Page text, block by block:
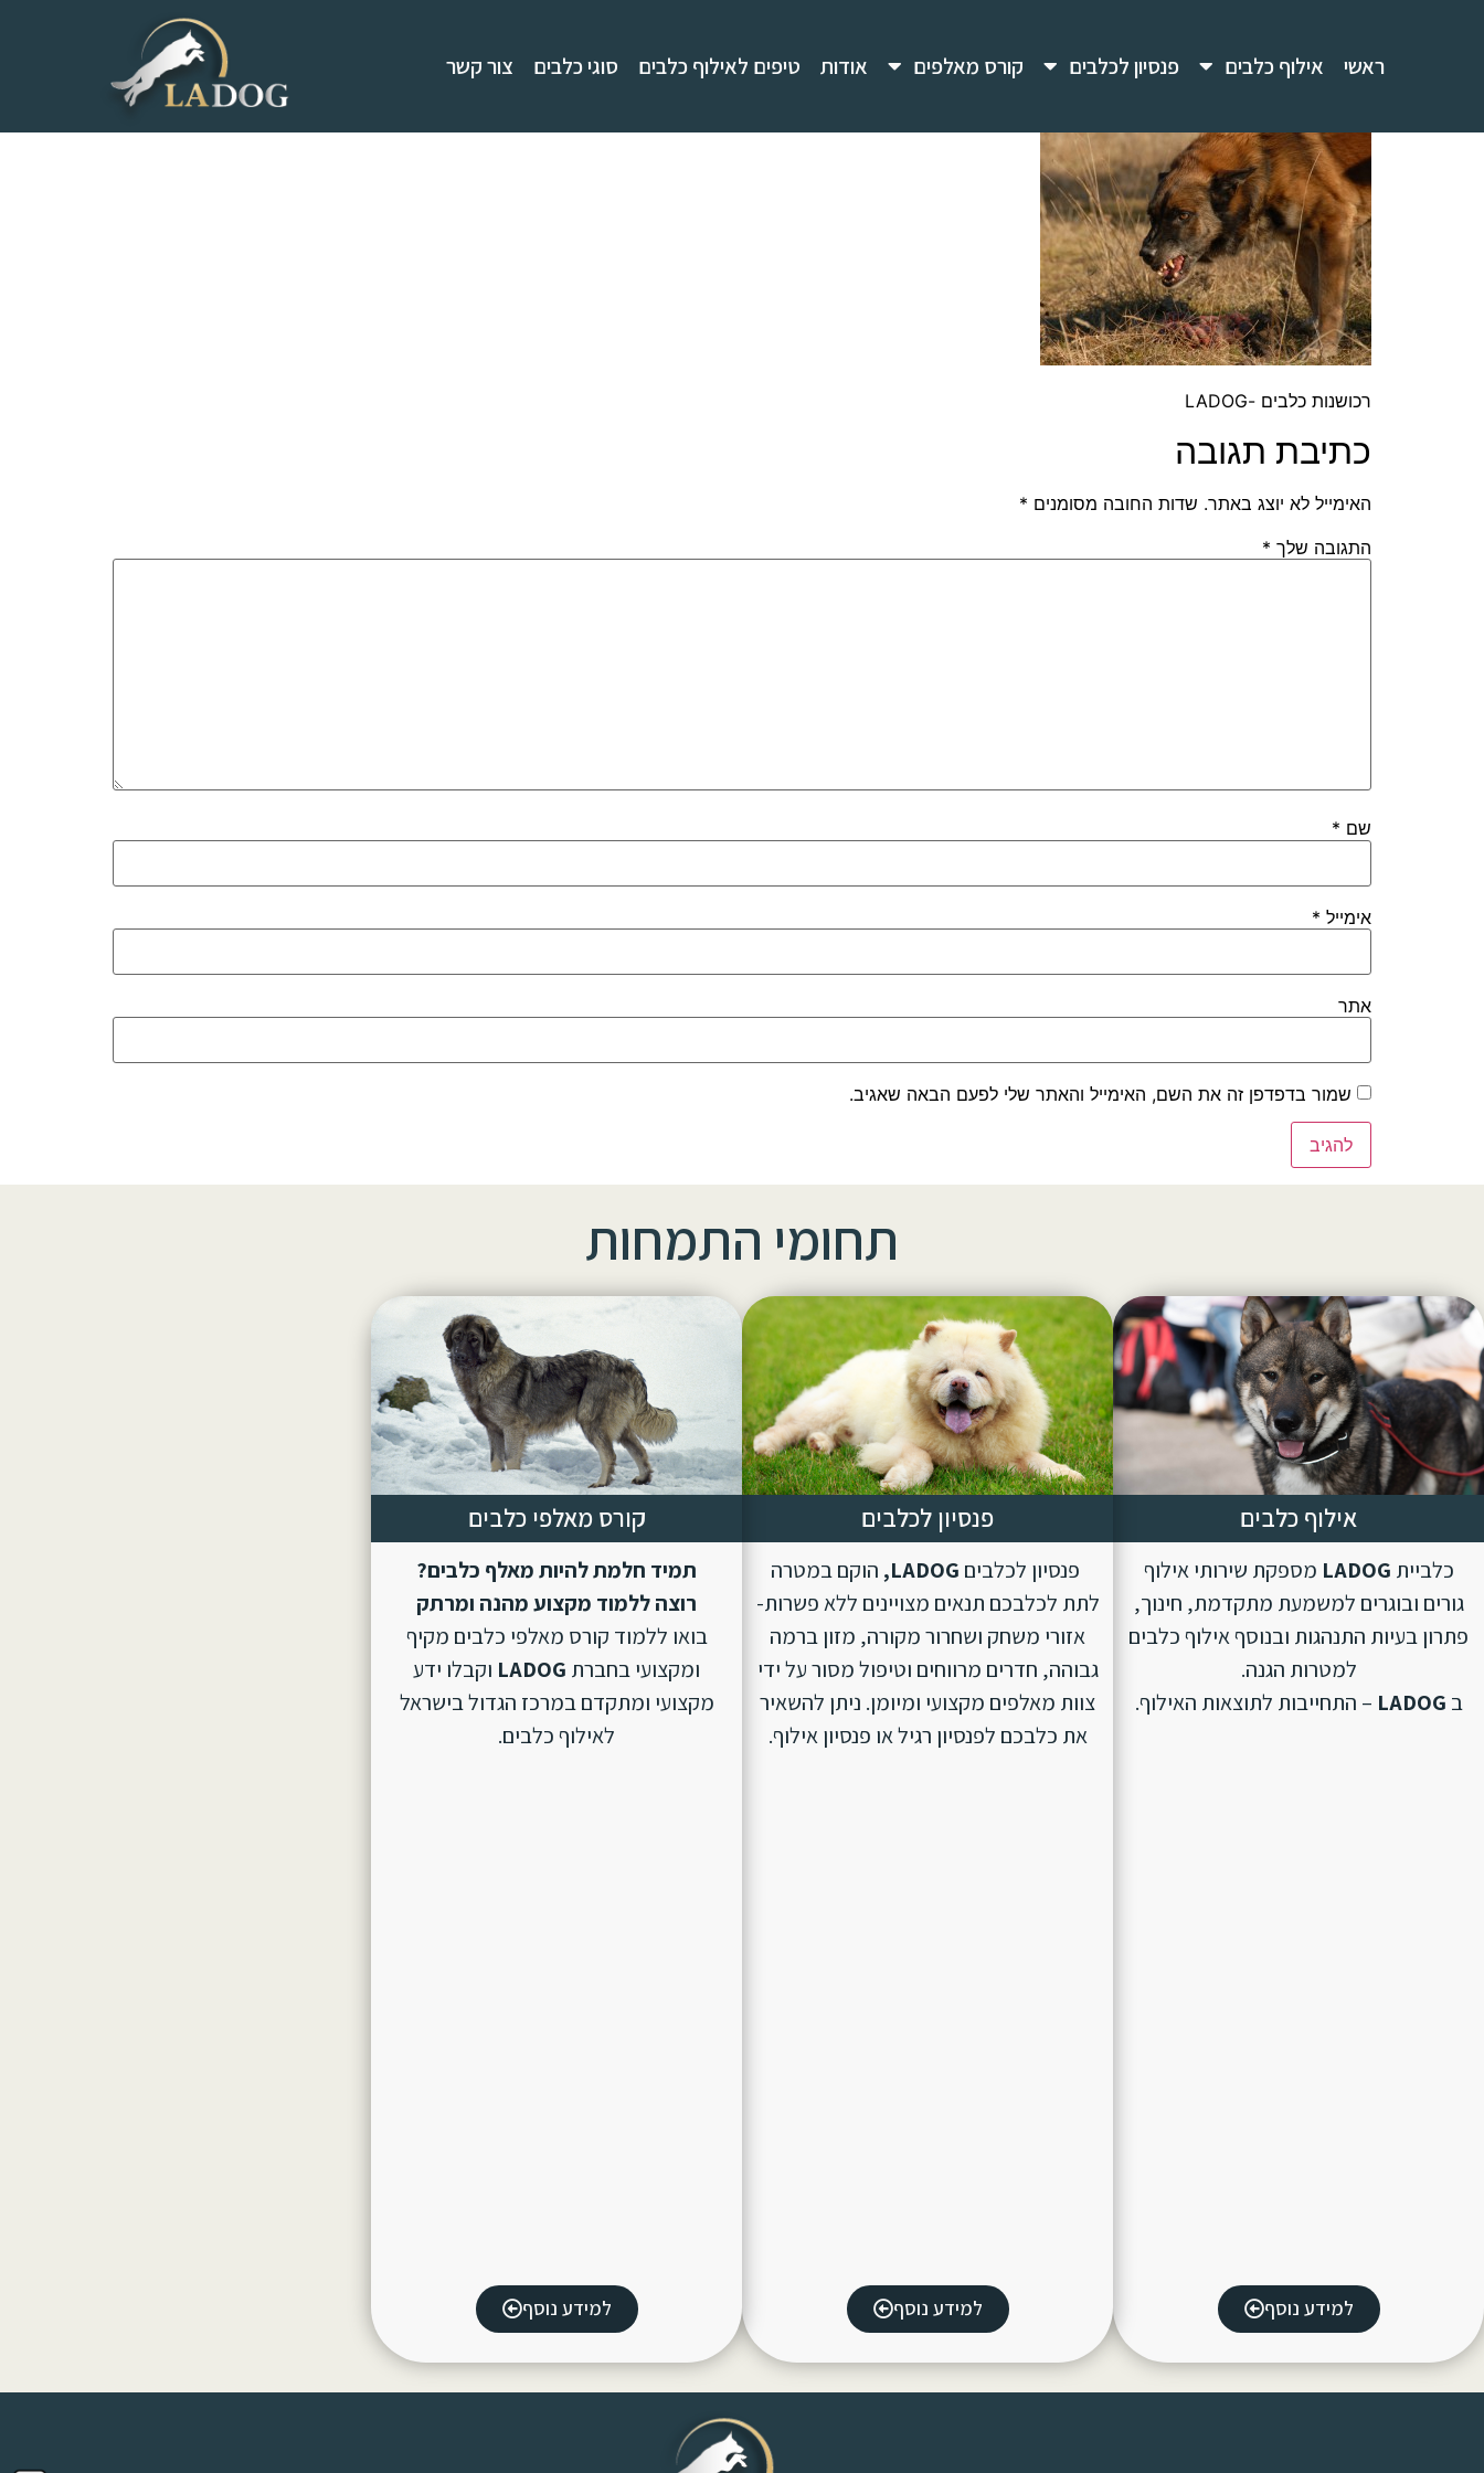
ראשי אילוף כלבים פנסיון לכלבים קורס מאלפים אודות טיפים לאילוף כלבים סוגי כלבים צור קשר
רכושנות כלבים -LADOG
כתיבת תגובה
האימייל לא יוצג באתר. שדות החובה מסומנים *
התגובה שלך *
שם *
אימייל *
אתר
שמור בדפדפן זה את השם, האימייל והאתר שלי לפעם הבאה שאגיב.
תחומי התמחות
אילוף כלבים
כלביית LADOG מספקת שירותי אילוף
גורים ובוגרים למשמעת מתקדמת, חינוך,
פתרון בעיות התנהגות ובנוסף אילוף כלבים
למטרות הגנה.
ב LADOG – התחייבות לתוצאות האילוף.
למידע נוסף
פנסיון לכלבים
פנסיון לכלבים LADOG, הוקם במטרה
לתת לכלבכם תנאים מצויינים ללא פשרות-
אזורי משחק ושחרור מקורה, מזון ברמה
גבוהה, חדרים מרווחים וטיפול מסור על ידי
צוות מאלפים מקצועי ומיומן. ניתן להשאיר
את כלבכם לפנסיון רגיל או פנסיון אילוף.
למידע נוסף
קורס מאלפי כלבים
תמיד חלמת להיות מאלף כלבים?
רוצה ללמוד מקצוע מהנה ומרתק
בואו ללמוד קורס מאלפי כלבים מקיף
ומקצועי בחברת LADOG וקבלו ידע
מקצועי ומתקדם במרכז הגדול בישראל
לאילוף כלבים.
למידע נוסף